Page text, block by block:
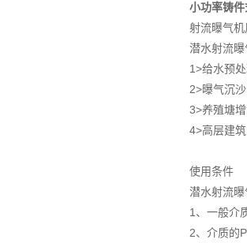
小功率铸
射流曝气机
潜水射流
1>给水预
2>曝气沉
3>养殖塘
4>高层建
使用条件
潜水射流
1、一般介
2、介质的